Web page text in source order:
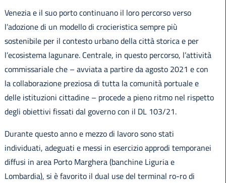
English
Venezia e il suo porto continuano il loro percorso verso
l’adozione di un modello di crocieristica sempre più
sostenibile per il contesto urbano della città storica e per
l’ecosistema lagunare. Centrale, in questo percorso, l’attività
commissariale che – avviata a partire da agosto 2021 e con
la collaborazione preziosa di tutta la comunità portuale e
delle istituzioni cittadine – procede a pieno ritmo nel rispetto
degli obiettivi fissati dal governo con il DL 103/21.
Durante questo anno e mezzo di lavoro sono stati
individuati, adeguati e messi in esercizio approdi temporanei
diffusi in area Porto Marghera (banchine Liguria e
Lombardia), si è favorito il dual use del terminal ro-ro di